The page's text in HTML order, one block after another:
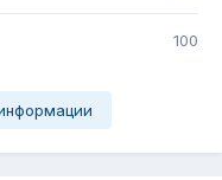
100